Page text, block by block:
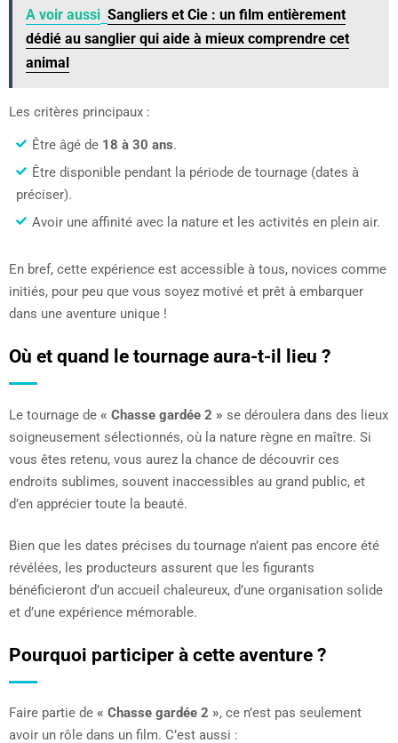
A voir aussi Sangliers et Cie : un film entièrement
dédié au sanglier qui aide à mieux comprendre cet
animal
Les critères principaux :
Être âgé de 18 à 30 ans.
Être disponible pendant la période de tournage (dates à
préciser).
Avoir une affinité avec la nature et les activités en plein air.
En bref, cette expérience est accessible à tous, novices comme
initiés, pour peu que vous soyez motivé et prêt à embarquer
dans une aventure unique !
Où et quand le tournage aura-t-il lieu ?
Le tournage de « Chasse gardée 2 » se déroulera dans des lieux
soigneusement sélectionnés, où la nature règne en maître. Si
vous êtes retenu, vous aurez la chance de découvrir ces
endroits sublimes, souvent inaccessibles au grand public, et
d’en apprécier toute la beauté.
Bien que les dates précises du tournage n’aient pas encore été
révélées, les producteurs assurent que les figurants
bénéficieront d’un accueil chaleureux, d’une organisation solide
et d’une expérience mémorable.
Pourquoi participer à cette aventure ?
Faire partie de « Chasse gardée 2 », ce n’est pas seulement
avoir un rôle dans un film. C’est aussi :